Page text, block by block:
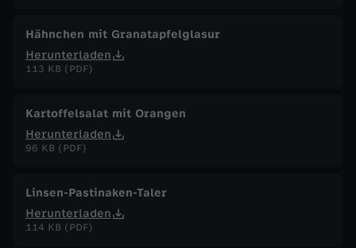
Hähnchen mit Granatapfelglasur
Herunterladen
113 KB (PDF)
Kartoffelsalat mit Orangen
Herunterladen
96 KB (PDF)
Linsen-Pastinaken-Taler
Herunterladen
114 KB (PDF)